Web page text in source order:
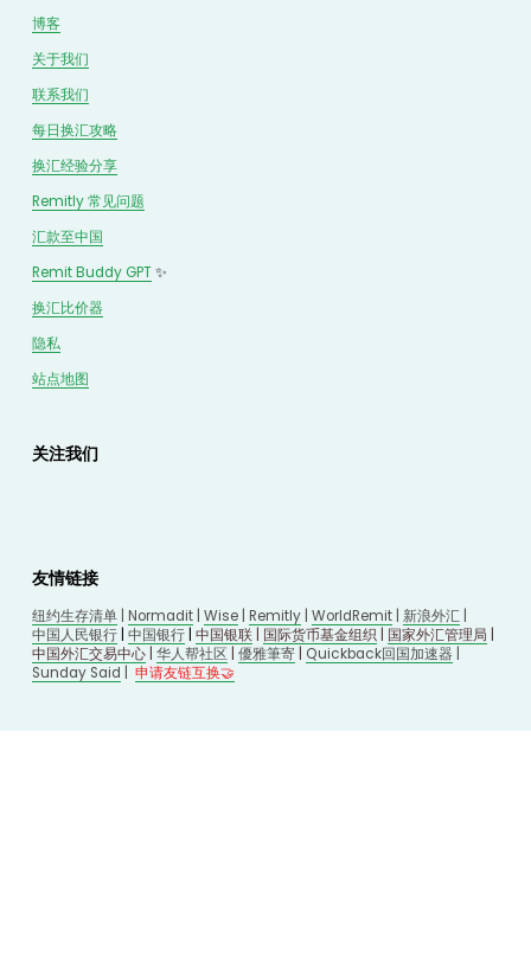
博客
关于我们
联系我们
每日换汇攻略
换汇经验分享
Remitly 常见问题
汇款至中国
Remit Buddy GPT ✨
换汇比价器
隐私
站点地图
关注我们
友情链接
纽约生存清单 | Normadit | Wise | Remitly | WorldRemit | 新浪外汇 |
中国人民银行 | 中国银行 | 中国银联 | 国际货币基金组织 | 国家外汇管理局
中国外汇交易中心 | 华人帮社区 | 優雅筆寄 Quickback回国加速器
Sunday Said
申请友链互换🤝